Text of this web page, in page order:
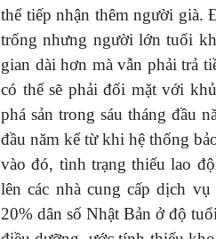
thể tiếp nhận thêm người già.
trống nhưng người lớn tuổi
gian dài hơn mà vẫn phải trả
có thể sẽ phải đối mặt với
phá sản trong sáu tháng đầu
đầu năm kể từ khi hệ thống
vào đó, tình trạng thiếu lao
lên các nhà cung cấp dịch
20% dân số Nhật Bản ở độ